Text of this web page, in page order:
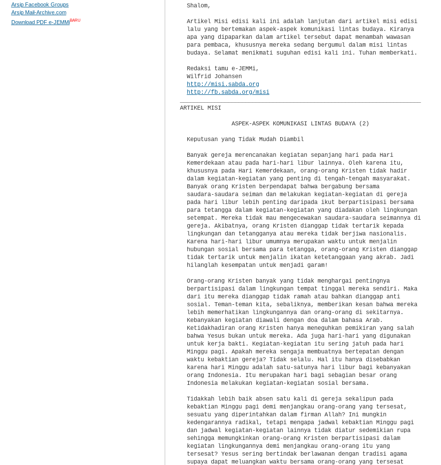
  Shalom,
  Artikel Misi edisi kali ini adalah lanjutan dari artikel misi edisi
  lalu yang bertemakan aspek-aspek komunikasi lintas budaya. Kiranya
  apa yang dipaparkan dalam artikel tersebut dapat menambah wawasan
  para pembaca, khususnya mereka sedang bergumul dalam misi lintas
  budaya. Selamat menikmati suguhan edisi kali ini. Tuhan memberkati.
  Redaksi tamu e-JEMMi,
  Wilfrid Johansen
http://misi.sabda.org
http://fb.sabda.org/misi
ARTIKEL MISI
               ASPEK-ASPEK KOMUNIKASI LINTAS BUDAYA (2)
  Keputusan yang Tidak Mudah Diambil
  Banyak gereja merencanakan kegiatan sepanjang hari pada Hari
  Kemerdekaan atau pada hari-hari libur lainnya. Oleh karena itu,
  khususnya pada Hari Kemerdekaan, orang-orang Kristen tidak hadir
  dalam kegiatan-kegiatan yang penting di tengah-tengah masyarakat.
  Banyak orang Kristen berpendapat bahwa bergabung bersama
  saudara-saudara seiman dan melakukan kegiatan-kegiatan di gereja
  pada hari libur lebih penting daripada ikut berpartisipasi bersama
  para tetangga dalam kegiatan-kegiatan yang diadakan oleh lingkungan
  setempat. Mereka tidak mau mengecewakan saudara-saudara seimannya di
  gereja. Akibatnya, orang Kristen dianggap tidak tertarik kepada
  lingkungan dan tetangganya atau mereka tidak berjiwa nasionalis.
  Karena hari-hari libur umumnya merupakan waktu untuk menjalin
  hubungan sosial bersama para tetangga, orang-orang Kristen dianggap
  tidak tertarik untuk menjalin ikatan ketetanggaan yang akrab. Jadi
  hilanglah kesempatan untuk menjadi garam!
  Orang-orang Kristen banyak yang tidak menghargai pentingnya
  berpartisipasi dalam lingkungan tempat tinggal mereka sendiri. Maka
  dari itu mereka dianggap tidak ramah atau bahkan dianggap anti
  sosial. Teman-teman kita, sebaliknya, memberikan kesan bahwa mereka
  lebih memerhatikan lingkungannya dan orang-orang di sekitarnya.
  Kebanyakan kegiatan diawali dengan doa dalam bahasa Arab.
  Ketidakhadiran orang Kristen hanya meneguhkan pemikiran yang salah
  bahwa Yesus bukan untuk mereka. Ada juga hari-hari yang digunakan
  untuk kerja bakti. Kegiatan-kegiatan itu sering jatuh pada hari
  Minggu pagi. Apakah mereka sengaja membuatnya bertepatan dengan
  waktu kebaktian gereja? Tidak selalu. Hal itu hanya disebabkan
  karena hari Minggu adalah satu-satunya hari libur bagi kebanyakan
  orang Indonesia. Itu merupakan hari bagi sebagian besar orang
  Indonesia melakukan kegiatan-kegiatan sosial bersama.
  Tidakkah lebih baik absen satu kali di gereja sekalipun pada
  kebaktian Minggu pagi demi menjangkau orang-orang yang tersesat,
  sesuatu yang diperintahkan dalam firman Allah? Ini mungkin
  kedengarannya radikal, tetapi mengapa jadwal kebaktian Minggu pagi
  dan jadwal kegiatan-kegiatan lainnya tidak diatur sedemikian rupa
  sehingga memungkinkan orang-orang Kristen berpartisipasi dalam
  kegiatan lingkungannya demi menjangkau orang-orang itu yang
  tersesat? Yesus sering bertindak berlawanan dengan tradisi agama
  supaya dapat meluangkan waktu bersama orang-orang yang tersesat
Arsip Facebook Groups
Arsip Mail-Archive.com
Download PDF e-JEMMiBARU